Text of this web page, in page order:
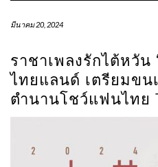
มีนาคม 20, 2024
ราชาเพลงรักไต้หวั
ไทยแลนด์ เตรียมขน
ตำนานโชว์แฟนไทย